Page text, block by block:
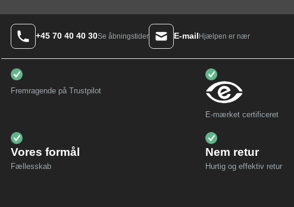
+45 70 40 40 30Se åbningstider E-mailHjælpen er nær
Fremragende på Trustpilot
E-mærket certificeret
Vores formål
Fællesskab
Nem retur
Hurtig og effektiv retur